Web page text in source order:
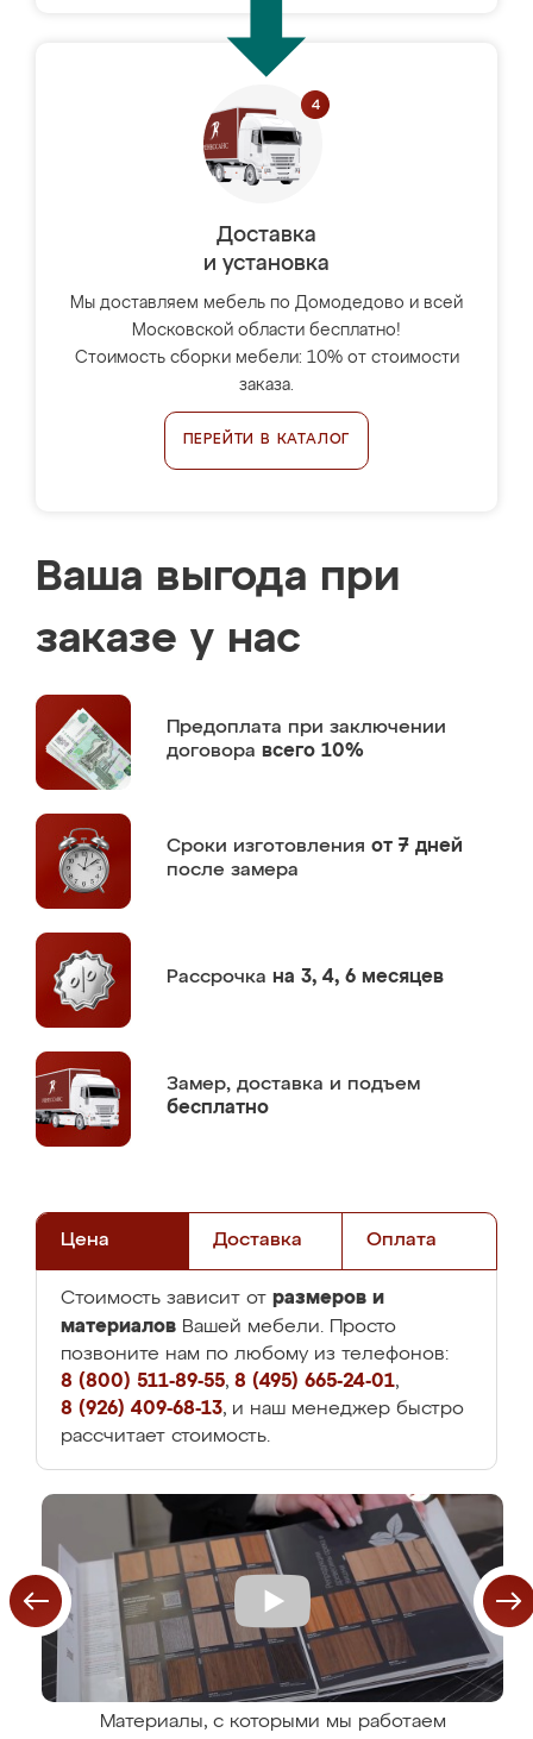
Доставка
и установка
Мы доставляем мебель по Домодедово и всей
Московской области бесплатно!
Стоимость сборки мебели: 10% от стоимости
заказа.
ПЕРЕЙТИ В КАТАЛОГ
Ваша выгода при
заказе у нас
Предоплата при заключении
договора всего 10%
Сроки изготовления от 7 дней
после замера
Рассрочка на 3, 4, 6 месяцев
Замер, доставка и подъем
бесплатно
Цена Доставка Оплата
Стоимость зависит от размеров и
материалов Вашей мебели. Просто
позвоните нам по любому из телефонов:
8 (800) 511-89-55, 8 (495) 665-24-01,
8 (926) 409-68-13, и наш менеджер быстро
рассчитает стоимость.
Материалы, с которыми мы работаем